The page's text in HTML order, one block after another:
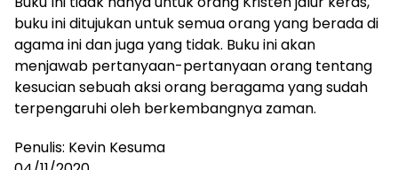
buku ini ditujukan untuk semua orang yang berada di
agama ini dan juga yang tidak. Buku ini akan
menjawab pertanyaan-pertanyaan orang tentang
kesucian sebuah aksi orang beragama yang sudah
terpengaruhi oleh berkembangnya zaman.
Penulis: Kevin Kesuma